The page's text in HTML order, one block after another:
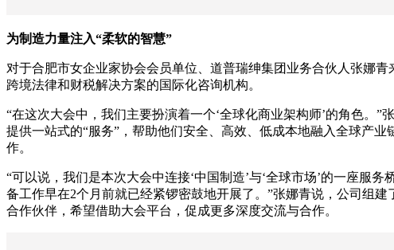
为制造力量注入“柔软的智慧”
对于合肥市女企业家协会会员单位、道普瑞绅集团业务合伙人张娜
跨境法律和财税解决方案的国际化咨询机构。
“在这次大会中，我们主要扮演着一个‘全球化商业架构师’的角色。
提供一站式的“服务”，帮助他们安全、高效、低成本地融入全球产
作。
“可以说，我们是本次大会中连接‘中国制造’与‘全球市场’的一座服
备工作早在2个月前就已经紧锣密鼓地开展了。”张娜青说，公司组
合作伙伴，希望借助大会平台，促成更多深度交流与合作。